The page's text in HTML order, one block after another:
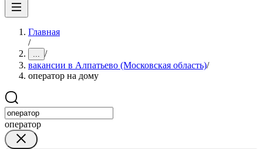
Главная
/
... /
вакансии в Алпатьево (Московская область)/
оператор на дому
оператор